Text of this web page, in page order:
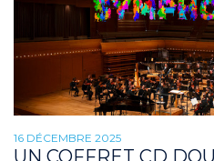
16 DÉCEMBRE 2025
UN COFFRET CD